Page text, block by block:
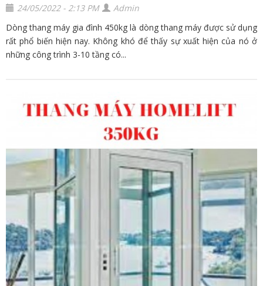
24/05/2022 - 2:13 PM
Admin
Dòng thang máy gia đình 450kg là dòng thang máy được sử dụng
rất phổ biến hiện nay. Không khó để thấy sự xuất hiện của nó ở
những công trình 3-10 tầng có...